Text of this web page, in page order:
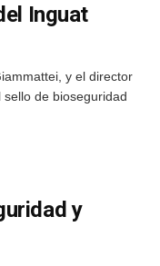
Inguat
y el director
de bioseguridad
y